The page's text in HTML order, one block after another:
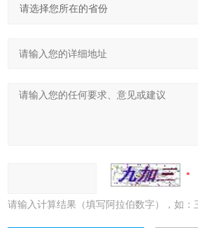
请输入计算结果（填写阿拉伯数字），如：